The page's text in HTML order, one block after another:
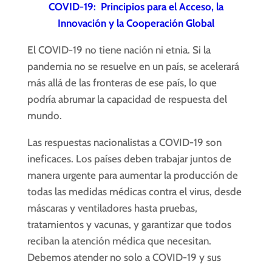
COVID-19: Principios para el Acceso, la
Innovación y la Cooperación Global
El COVID-19 no tiene nación ni etnia. Si la
pandemia no se resuelve en un país, se acelerará
más allá de las fronteras de ese país, lo que
podría abrumar la capacidad de respuesta del
mundo.
Las respuestas nacionalistas a COVID-19 son
ineficaces. Los países deben trabajar juntos de
manera urgente para aumentar la producción de
todas las medidas médicas contra el virus, desde
máscaras y ventiladores hasta pruebas,
tratamientos y vacunas, y garantizar que todos
reciban la atención médica que necesitan.
Debemos atender no solo a COVID-19 y sus